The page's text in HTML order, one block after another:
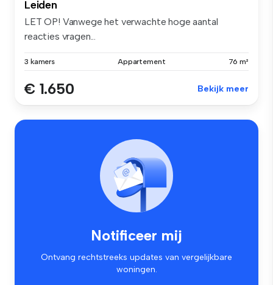
Leiden
LET OP! Vanwege het verwachte hoge aantal
reacties vragen...
3 kamers Appartement 76 m²
€ 1.650 Bekijk meer
Notificeer mij
Ontvang rechtstreeks updates van vergelijkbare
woningen.